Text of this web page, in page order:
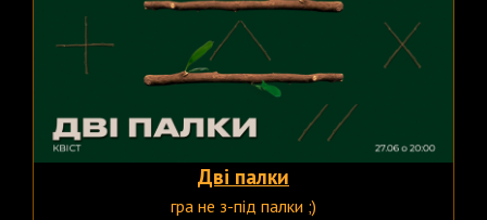
Дві палки
гра не з-під палки ;)